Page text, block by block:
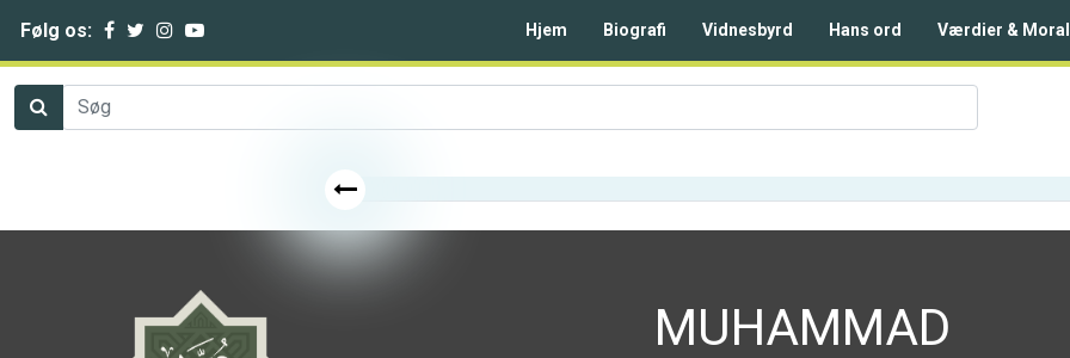
Følg os: Hjem Biografi Vidnesbyrd Hans ord Værdier & Moral
MUHAMMAD